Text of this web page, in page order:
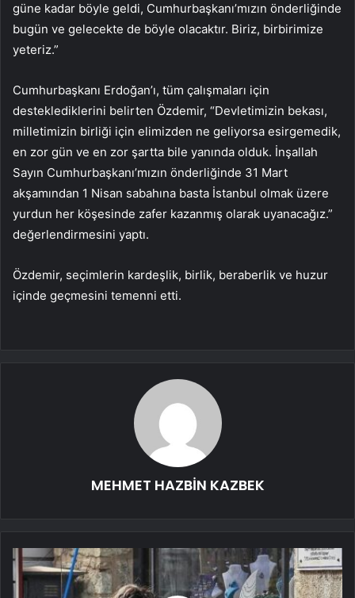
güne kadar böyle geldi, Cumhurbaşkanı’mızın önderliğinde
bugün ve gelecekte de böyle olacaktır. Biriz, birbirimize
yeteriz.”
Cumhurbaşkanı Erdoğan’ı, tüm çalışmaları için
desteklediklerini belirten Özdemir, “Devletimizin bekası,
milletimizin birliği için elimizden ne geliyorsa esirgemedik,
en zor gün ve en zor şartta bile yanında olduk. İnşallah
Sayın Cumhurbaşkanı’mızın önderliğinde 31 Mart
akşamından 1 Nisan sabahına basta İstanbul olmak üzere
yurdun her köşesinde zafer kazanmış olarak uyanacağız.”
değerlendirmesini yaptı.
Özdemir, seçimlerin kardeşlik, birlik, beraberlik ve huzur
içinde geçmesini temenni etti.
MEHMET HAZBİN KAZBEK